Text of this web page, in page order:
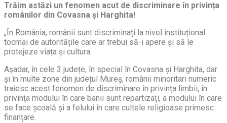
Trăim astăzi un fenomen acut de discriminare în privința
românilor din Covasna și Harghita!
„În România, românii sunt discriminați la nivel instituțional
tocmai de autoritățile care ar trebui să-i apere și să le
protejeze viața și cultura.
Așadar, în cele 3 județe, în special în Covasna și Harghita, dar
și în multe zone din județul Mureș, românii minoritari numeric
traiesc acest fenomen de discriminare în privința limbii, în
privința modului în care banii sunt repartizați, a modului în care
se face școală și a felului în care cultele religioase primesc
finanțare.